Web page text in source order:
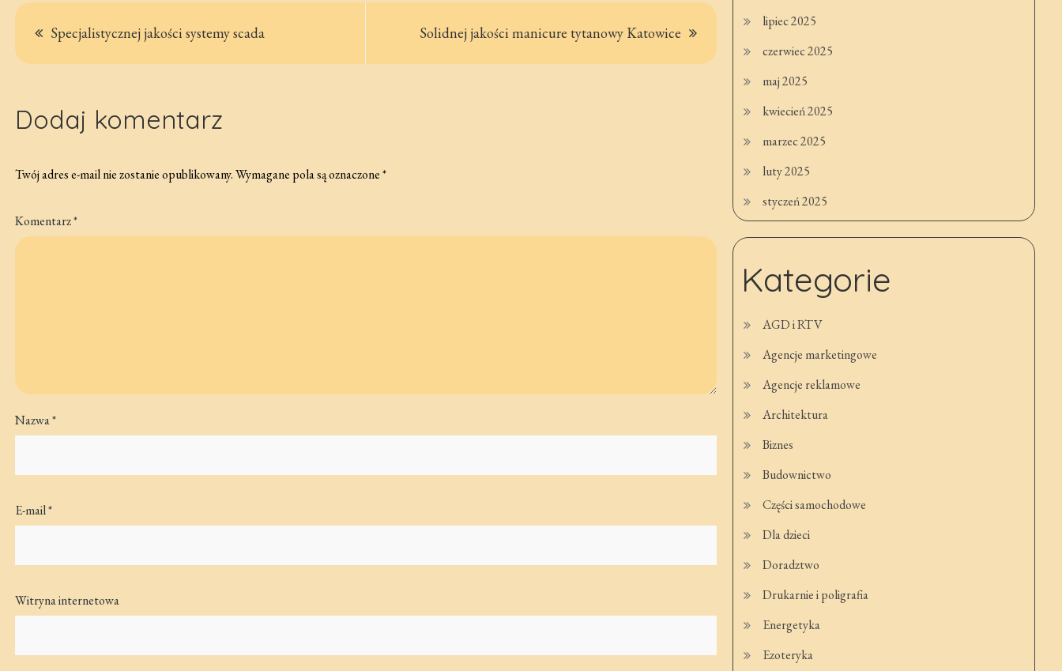
Nawigacja
wpisu
Specjalistycznej jakości systemy scada Solidnej jakości manicure tytanowy Katowice
Dodaj komentarz
Twój adres e-mail nie zostanie opublikowany.Wymagane pola są oznaczone*
Komentarz*
Nazwa*
E-mail*
Witryna internetowa
lipiec 2025
czerwiec 2025
maj 2025
kwiecień 2025
marzec 2025
luty 2025
styczeń 2025
Kategorie
AGD i RTV
Agencje marketingowe
Agencje reklamowe
Architektura
Biznes
Budownictwo
Części samochodowe
Dla dzieci
Doradztwo
Drukarnie i poligrafia
Energetyka
Ezoteryka